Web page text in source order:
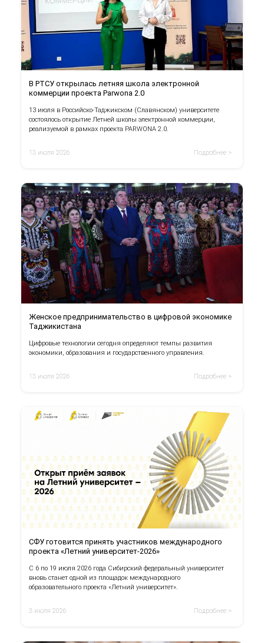
В РТСУ открылась летняя школа электронной
коммерции проекта Parwona 2.0
13 июля в Российско-Таджикском (Славянском) университете
состоялось открытие Летней школы электронной коммерции,
реализуемой в рамках проекта PARWONA 2.0.
13 июля 2026 Подробнее >
Женское предпринимательство в цифровой экономике
Таджикистана
Цифровые технологии сегодня определяют темпы развития
экономики, образования и государственного управления.
13 июля 2026 Подробнее >
СФУ готовится принять участников международного
проекта «Летний университет-2026»
С 6 по 19 июля 2026 года Сибирский федеральный университет
вновь станет одной из площадок международного
образовательного проекта «Летний университет».
3 июля 2026 Подробнее >